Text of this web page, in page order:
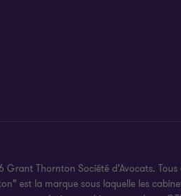
Grant Thornton Société d’Avocats.
est la marque sous laquelle les